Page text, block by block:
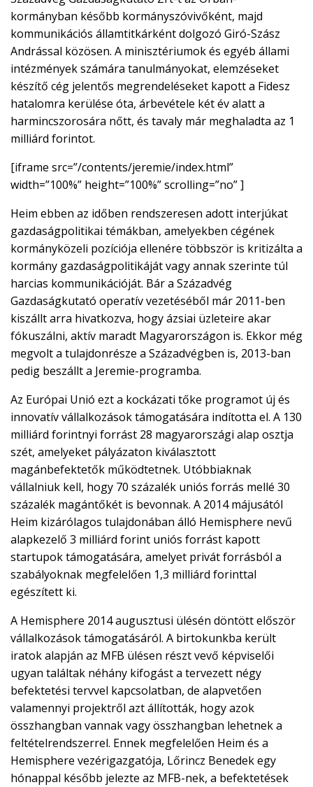
kormányban később kormányszóvivőként, majd
kommunikációs államtitkárként dolgozó Giró-Szász
Andrással közösen. A minisztériumok és egyéb állami
intézmények számára tanulmányokat, elemzéseket
készítő cég jelentős megrendeléseket kapott a Fidesz
hatalomra kerülése óta, árbevétele két év alatt a
harmincszorosára nőtt, és tavaly már meghaladta az 1
milliárd forintot.
[iframe src=”/contents/jeremie/index.html”
width=”100%” height=”100%” scrolling=”no” ]
Heim ebben az időben rendszeresen adott interjúkat
gazdaságpolitikai témákban, amelyekben cégének
kormányközeli pozíciója ellenére többször is kritizálta a
kormány gazdaságpolitikáját vagy annak szerinte túl
harcias kommunikációját. Bár a Századvég
Gazdaságkutató operatív vezetéséből már 2011-ben
kiszállt arra hivatkozva, hogy ázsiai üzleteire akar
fókuszálni, aktív maradt Magyarországon is. Ekkor még
megvolt a tulajdonrésze a Századvégben is, 2013-ban
pedig beszállt a Jeremie-programba.
Az Európai Unió ezt a kockázati tőke programot új és
innovatív vállalkozások támogatására indította el. A 130
milliárd forintnyi forrást 28 magyarországi alap osztja
szét, amelyeket pályázaton kiválasztott
magánbefektetők működtetnek. Utóbbiaknak
vállalniuk kell, hogy 70 százalék uniós forrás mellé 30
százalék magántőkét is bevonnak. A 2014 májusától
Heim kizárólagos tulajdonában álló Hemisphere nevű
alapkezelő 3 milliárd forint uniós forrást kapott
startupok támogatására, amelyet privát forrásból a
szabályoknak megfelelően 1,3 milliárd forinttal
egészített ki.
A Hemisphere 2014 augusztusi ülésén döntött először
vállalkozások támogatásáról. A birtokunkba került
iratok alapján az MFB ülésen részt vevő képviselői
ugyan találtak néhány kifogást a tervezett négy
befektetési tervvel kapcsolatban, de alapvetően
valamennyi projektről azt állították, hogy azok
összhangban vannak vagy összhangban lehetnek a
feltételrendszerrel. Ennek megfelelően Heim és a
Hemisphere vezérigazgatója, Lőrincz Benedek egy
hónappal később jelezte az MFB-nek, a befektetések